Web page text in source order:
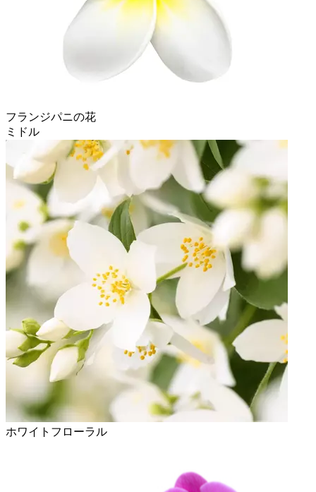
フランジパニの花
ミドル
ホワイトフローラル